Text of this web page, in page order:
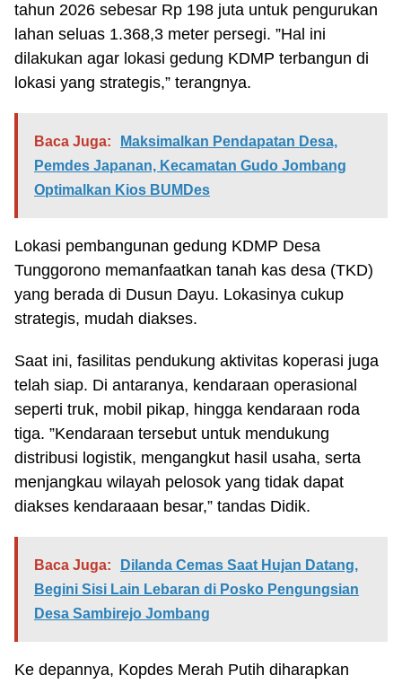
tahun 2026 sebesar Rp 198 juta untuk pengurukan
lahan seluas 1.368,3 meter persegi. ”Hal ini
dilakukan agar lokasi gedung KDMP terbangun di
lokasi yang strategis,” terangnya.
Baca Juga:
Maksimalkan Pendapatan Desa,
Pemdes Japanan, Kecamatan Gudo Jombang
Optimalkan Kios BUMDes
Lokasi pembangunan gedung KDMP Desa
Tunggorono memanfaatkan tanah kas desa (TKD)
yang berada di Dusun Dayu. Lokasinya cukup
strategis, mudah diakses.
Saat ini, fasilitas pendukung aktivitas koperasi juga
telah siap. Di antaranya, kendaraan operasional
seperti truk, mobil pikap, hingga kendaraan roda
tiga. ”Kendaraan tersebut untuk mendukung
distribusi logistik, mengangkut hasil usaha, serta
menjangkau wilayah pelosok yang tidak dapat
diakses kendaraaan besar,” tandas Didik.
Baca Juga:
Dilanda Cemas Saat Hujan Datang,
Begini Sisi Lain Lebaran di Posko Pengungsian
Desa Sambirejo Jombang
Ke depannya, Kopdes Merah Putih diharapkan